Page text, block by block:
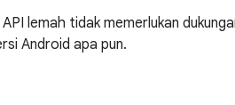
lemah tidak memerlukan
Android apa pun.